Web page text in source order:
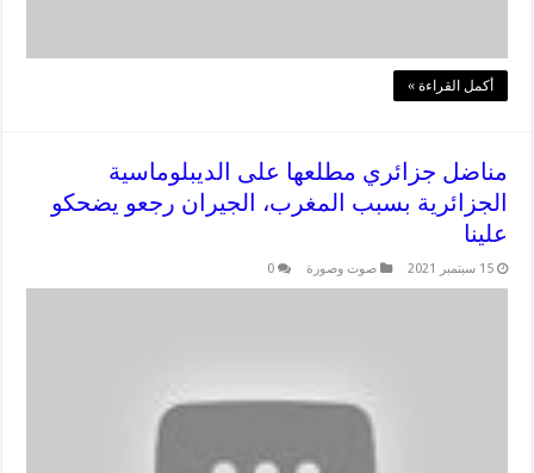
أكمل القراءة »
مناضل جزائري مطلعها على الديبلوماسية
الجزائرية بسبب المغرب، الجيران رجعو يضحكو
علينا
15 سبتمبر 2021 صوت وصورة 0